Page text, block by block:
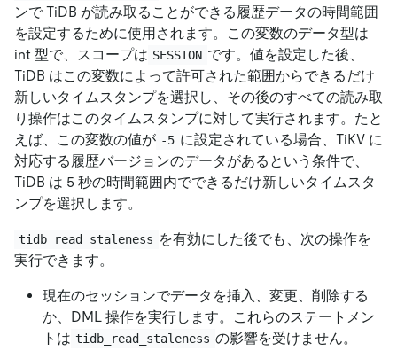
ンで TiDB が読み取ることができる履歴データの時間範囲
を設定するために使用されます。この変数のデータ型は
int 型で、スコープは SESSION です。値を設定した後、
TiDB はこの変数によって許可された範囲からできるだけ
新しいタイムスタンプを選択し、その後のすべての読み取
り操作はこのタイムスタンプに対して実行されます。たと
えば、この変数の値が -5 に設定されている場合、TiKV に
対応する履歴バージョンのデータがあるという条件で、
TiDB は 5 秒の時間範囲内でできるだけ新しいタイムスタ
ンプを選択します。
tidb_read_staleness を有効にした後でも、次の操作を
実行できます。
現在のセッションでデータを挿入、変更、削除する
か、DML 操作を実行します。これらのステートメン
トは tidb_read_staleness の影響を受けません。